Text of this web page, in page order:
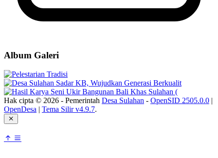
Album Galeri
Hak cipta © 2026 - Pemerintah Desa Sulahan - OpenSID 2505.0.0 |
OpenDesa | Tema Silir v4.9.7.